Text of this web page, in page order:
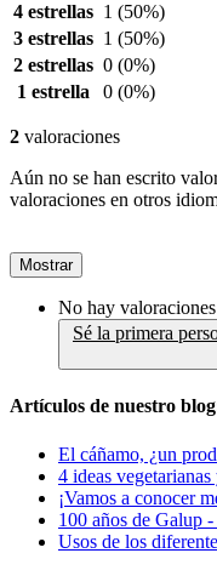
4 estrellas 1 (50%)
3 estrellas 1 (50%)
2 estrellas 0 (0%)
1 estrella
0 (0%)
2 valoraciones
Aún no se han escrito
valoraciones en otros
Mostrar
No hay
Sé la primera
Artículos de nuestro
El cáñamo, ¿un
4 ideas
¡Vamos a conocer
100 años de Galup
Usos de los